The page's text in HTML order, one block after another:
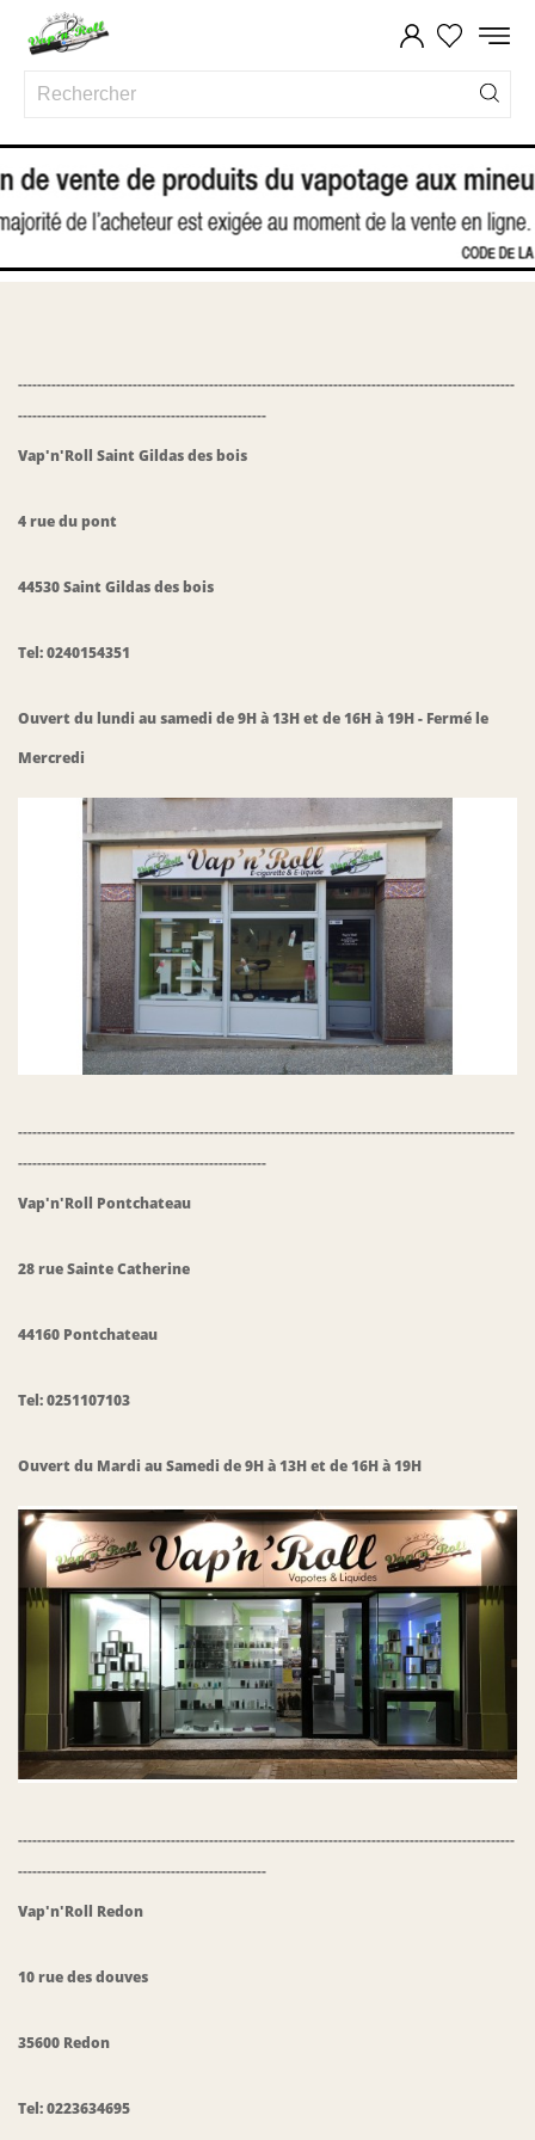
ACCUEIL LES VAPOTERIES
--------------------------------------------------------------------------------------------------------
----------------------------------------------------
Vap'n'Roll Saint Gildas des bois
4 rue du pont
44530 Saint Gildas des bois
Tel: 0240154351
Ouvert du lundi au samedi de 9H à 13H et de 16H à 19H - Fermé le
Mercredi
--------------------------------------------------------------------------------------------------------
----------------------------------------------------
Vap'n'Roll Pontchateau
28 rue Sainte Catherine
44160 Pontchateau
Tel: 0251107103
Ouvert du Mardi au Samedi de 9H à 13H et de 16H à 19H
--------------------------------------------------------------------------------------------------------
----------------------------------------------------
Vap'n'Roll Redon
10 rue des douves
35600 Redon
Tel: 0223634695